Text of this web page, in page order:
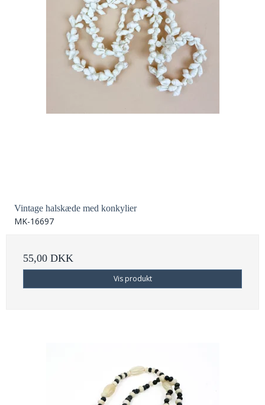
Vintage halskæde med konkylier
MK-16697
55,00 DKK
Vis produkt